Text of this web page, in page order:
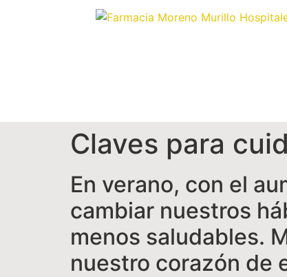
Claves para
En verano, con el
cambiar nuestros
menos saludables.
nuestro corazón de